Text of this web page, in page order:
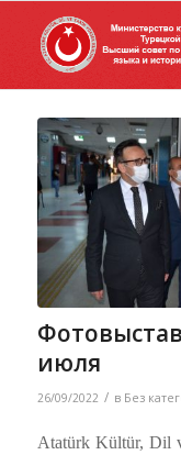
июля
26/09/2022 / в Без
Atatürk Kültür, Dil